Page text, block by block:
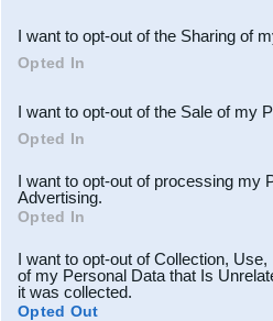
Downstream Participants
third parties.
I want to opt-out of the Sharing of
Opted In
I want to opt-out of the Sale of my
Opted In
I want to opt-out of processing my
Advertising.
Opted In
I want to opt-out of Collection,
of my Personal Data that Is
it was collected.
Opted Out